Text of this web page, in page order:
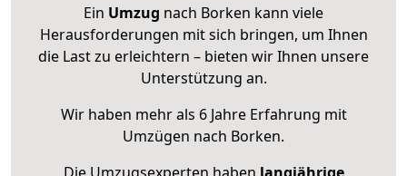
Ein Umzug nach Borken kann viele
Herausforderungen mit sich bringen, um Ihnen
die Last zu erleichtern – bieten wir Ihnen unsere
Unterstützung an.
Wir haben mehr als 6 Jahre Erfahrung mit
Umzügen nach Borken.